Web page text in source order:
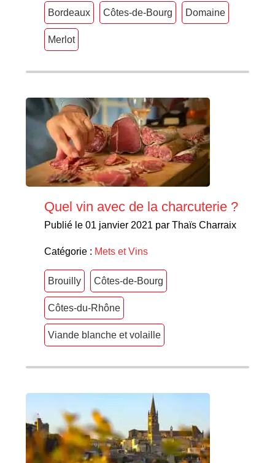
Bordeaux Côtes-de-Bourg Domaine
Merlot
Quel vin avec de la charcuterie ?
Publié le 01 janvier 2021 par Thaïs Charraix
Catégorie : Mets et Vins
Brouilly Côtes-de-Bourg
Côtes-du-Rhône
Viande blanche et volaille